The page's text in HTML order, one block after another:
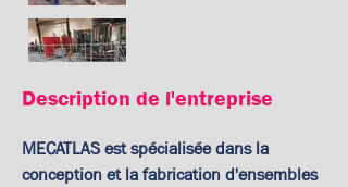
Description de l'entreprise
MECATLAS est spécialisée dans la
conception et la fabrication d'ensembles